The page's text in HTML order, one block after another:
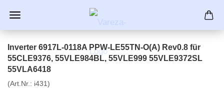
Inverter 6917L-0118A PPW-LE55TN-O(A) Rev0.8 für
55CLE9376, 55VLE984BL, 55VLE999 55VLE9372SL
55VLA6418
(Art.Nr.: i431)